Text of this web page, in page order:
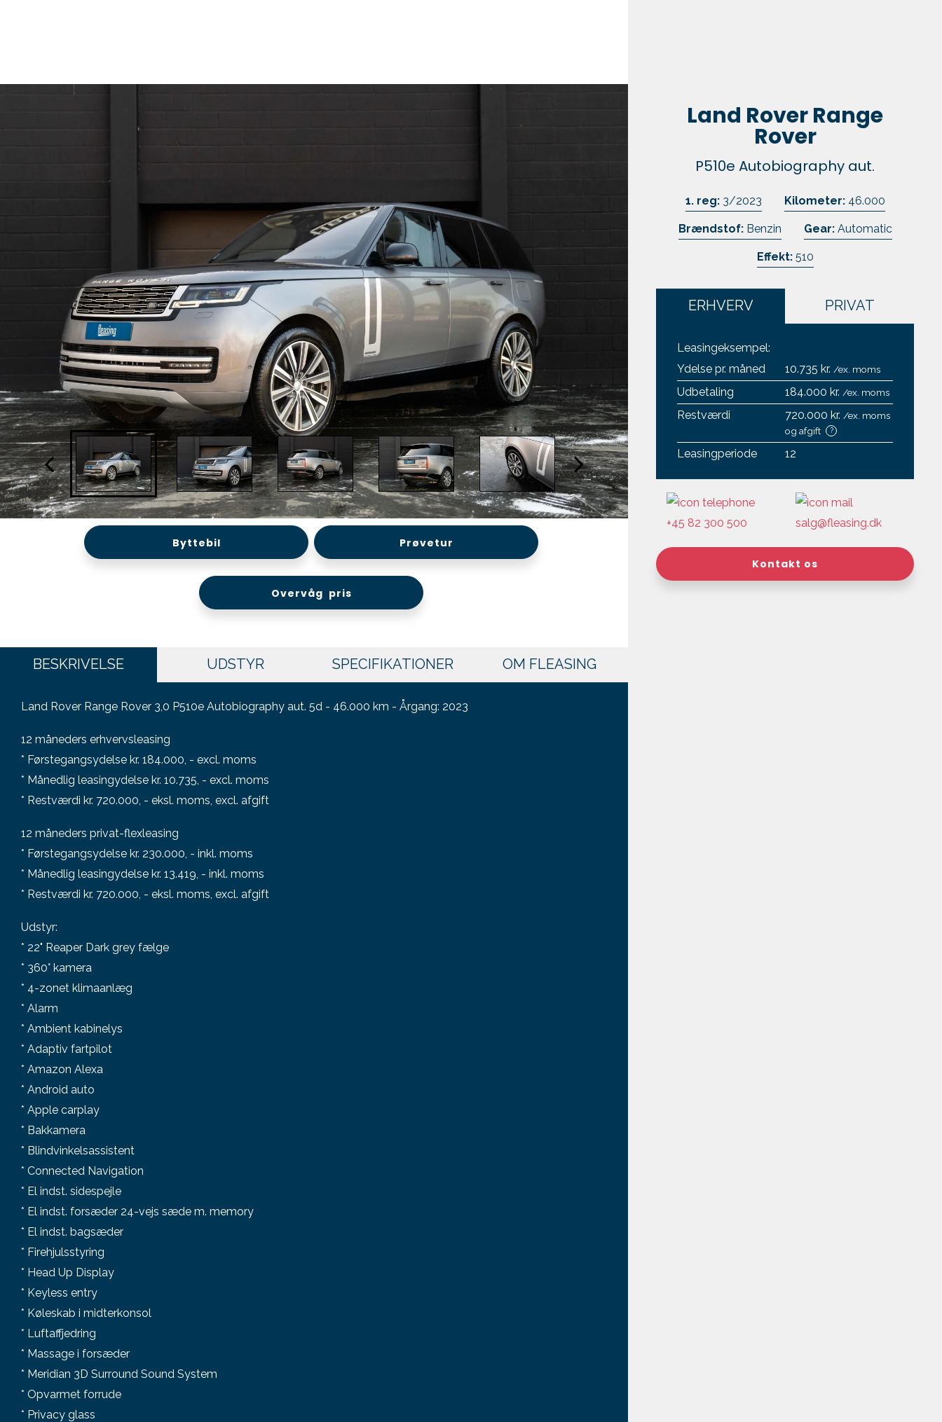
Byttebil Prøvetur
Overvåg pris
Land Rover Range
Rover
P510e Autobiography aut.
1. reg:3/2023 Kilometer:46.000
Brændstof:Benzin Gear:Automatic
Effekt:510
ERHVERV PRIVAT
Leasingeksempel:
Ydelse pr. måned
10.735 kr. /ex. moms
Udbetaling 184.000 kr. /ex. moms
Restværdi 720.000 kr. /ex. moms
og afgift
?
Leasingperiode 12
+45 82 300 500 salg@fleasing.dk
Kontakt os
BESKRIVELSE UDSTYR SPECIFIKATIONER OM FLEASING
Land Rover Range Rover 3,0 P510e Autobiography aut. 5d - 46.000 km - Årgang: 2023
12 måneders erhvervsleasing
* Førstegangsydelse kr. 184.000, - excl. moms
* Månedlig leasingydelse kr. 10.735, - excl. moms
* Restværdi kr. 720.000, - eksl. moms, excl. afgift
12 måneders privat-flexleasing
* Førstegangsydelse kr. 230.000, - inkl. moms
* Månedlig leasingydelse kr. 13.419, - inkl. moms
* Restværdi kr. 720.000, - eksl. moms, excl. afgift
Udstyr:
* 22" Reaper Dark grey fælge
* 360° kamera
* 4-zonet klimaanlæg
* Alarm
* Ambient kabinelys
* Adaptiv fartpilot
* Amazon Alexa
* Android auto
* Apple carplay
* Bakkamera
* Blindvinkelsassistent
* Connected Navigation
* El indst. sidespejle
* El indst. forsæder 24-vejs sæde m. memory
* El indst. bagsæder
* Firehjulsstyring
* Head Up Display
* Keyless entry
* Køleskab i midterkonsol
* Luftaffjedring
* Massage i forsæder
* Meridian 3D Surround Sound System
* Opvarmet forrude
* Privacy glass